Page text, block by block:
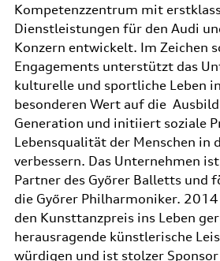
Kompetenzzentrum mit
Dienstleistungen für den Audi
Konzern entwickelt. Im Zeichen
Engagements unterstützt das
kulturelle und sportliche Leben
besonderen Wert auf die
Generation und initiiert soziale
Lebensqualität der Menschen in
verbessern. Das Unternehmen
Partner des Győrer Balletts und
die Győrer Philharmoniker.
den Kunsttanzpreis ins Leben
herausragende künstlerische
würdigen und ist stolzer